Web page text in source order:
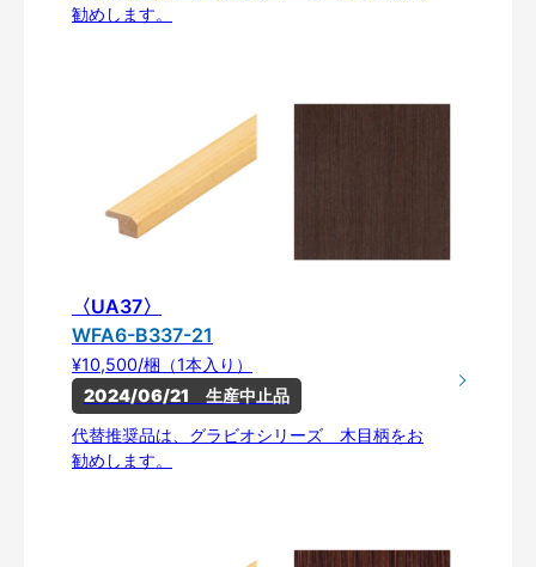
勧めします。
〈UA37〉
WFA6-B337-21
¥10,500/梱（1本入り）
2024/06/21　生産中止品
代替推奨品は、グラビオシリーズ 木目柄をお
勧めします。